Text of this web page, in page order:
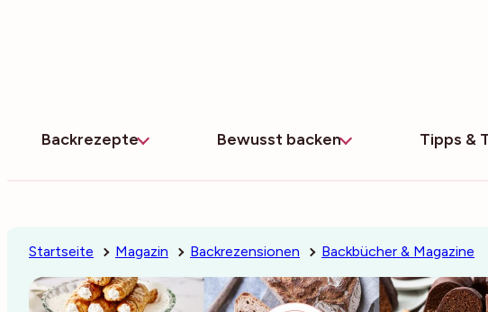
Backrezepte Bewusst backen Tipps &
Startseite Magazin Backrezensionen Backbücher & Magazine